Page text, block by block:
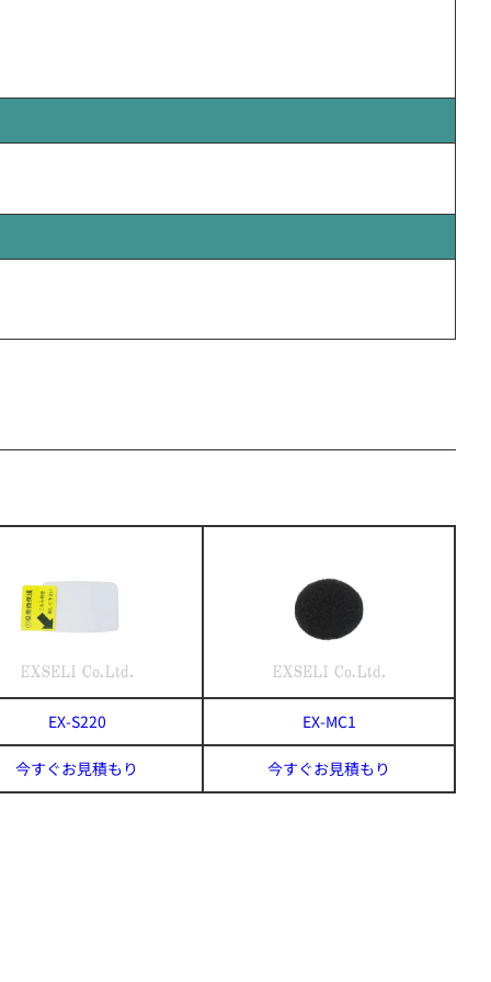
EX-S220 EX-MC1
今すぐお見積もり 今すぐお見積もり